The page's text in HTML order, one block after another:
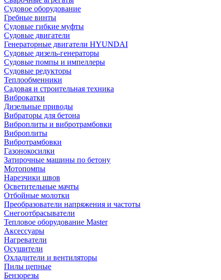
Судовое оборудование
Гребные винты
Судовые гибкие муфты
Судовые двигатели
Генераторные двигатели HYUNDAI
Судовые дизель-генераторы
Судовые помпы и импеллеры
Судовые редукторы
Теплообменники
Садовая и строительная техника
Виброкатки
Дизельные приводы
Вибраторы для бетона
Виброплиты и вибротрамбовки
Виброплиты
Вибротрамбовки
Газонокосилки
Затирочные машины по бетону
Мотопомпы
Нарезчики швов
Осветительные мачты
Отбойные молотки
Преобразователи напряжения и частоты
Снегоотбрасыватели
Тепловое оборудование Master
Аксессуары
Нагреватели
Осушители
Охладители и вентиляторы
Пилы цепные
Бензорезы